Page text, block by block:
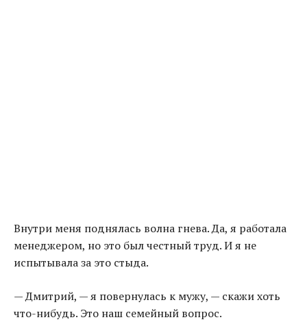
Внутри меня поднялась волна гнева. Да, я работала
менеджером, но это был честный труд. И я не
испытывала за это стыда.
— Дмитрий, — я повернулась к мужу, — скажи хоть
что-нибудь. Это наш семейный вопрос.